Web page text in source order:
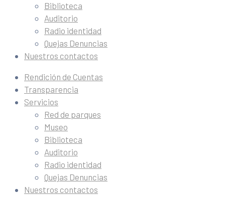
Biblioteca
Auditorio
Radio identidad
Quejas Denuncias
Nuestros contactos
Rendición de Cuentas
Transparencia
Servicios
Red de parques
Museo
Biblioteca
Auditorio
Radio identidad
Quejas Denuncias
Nuestros contactos